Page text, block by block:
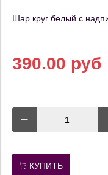
Шар круг белый с
390.00 руб
КУПИТЬ